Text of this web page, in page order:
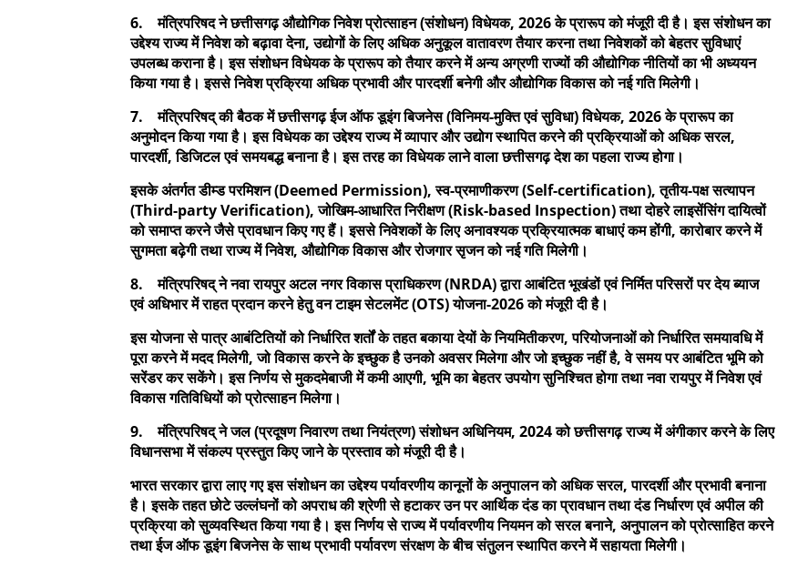
6. मंत्रिपरिषद ने छत्तीसगढ़ औद्योगिक निवेश प्रोत्साहन (संशोधन) विधेयक, 2026 के प्रारूप को मंजूरी दी है। इस संशोधन का
उद्देश्य राज्य में निवेश को बढ़ावा देना, उद्योगों के लिए अधिक अनुकूल वातावरण तैयार करना तथा निवेशकों को बेहतर सुविधाएं
उपलब्ध कराना है। इस संशोधन विधेयक के प्रारूप को तैयार करने में अन्य अग्रणी राज्यों की औद्योगिक नीतियों का भी अध्ययन
किया गया है। इससे निवेश प्रक्रिया अधिक प्रभावी और पारदर्शी बनेगी और औद्योगिक विकास को नई गति मिलेगी।
7. मंत्रिपरिषद् की बैठक में छत्तीसगढ़ ईज ऑफ डूइंग बिजनेस (विनिमय-मुक्ति एवं सुविधा) विधेयक, 2026 के प्रारूप का
अनुमोदन किया गया है। इस विधेयक का उद्देश्य राज्य में व्यापार और उद्योग स्थापित करने की प्रक्रियाओं को अधिक सरल,
पारदर्शी, डिजिटल एवं समयबद्ध बनाना है। इस तरह का विधेयक लाने वाला छत्तीसगढ़ देश का पहला राज्य होगा।
इसके अंतर्गत डीम्ड परमिशन (Deemed Permission), स्व-प्रमाणीकरण (Self-certification), तृतीय-पक्ष सत्यापन
(Third-party Verification), जोखिम-आधारित निरीक्षण (Risk-based Inspection) तथा दोहरे लाइसेंसिंग दायित्वों
को समाप्त करने जैसे प्रावधान किए गए हैं। इससे निवेशकों के लिए अनावश्यक प्रक्रियात्मक बाधाएं कम होंगी, कारोबार करने में
सुगमता बढ़ेगी तथा राज्य में निवेश, औद्योगिक विकास और रोजगार सृजन को नई गति मिलेगी।
8. मंत्रिपरिषद् ने नवा रायपुर अटल नगर विकास प्राधिकरण (NRDA) द्वारा आबंटित भूखंडों एवं निर्मित परिसरों पर देय ब्याज
एवं अधिभार में राहत प्रदान करने हेतु वन टाइम सेटलमेंट (OTS) योजना-2026 को मंजूरी दी है।
इस योजना से पात्र आबंटितियों को निर्धारित शर्तों के तहत बकाया देयों के नियमितीकरण, परियोजनाओं को निर्धारित समयावधि में
पूरा करने में मदद मिलेगी, जो विकास करने के इच्छुक है उनको अवसर मिलेगा और जो इच्छुक नहीं है, वे समय पर आबंटित भूमि को
सरेंडर कर सकेंगे। इस निर्णय से मुकदमेबाजी में कमी आएगी, भूमि का बेहतर उपयोग सुनिश्चित होगा तथा नवा रायपुर में निवेश एवं
विकास गतिविधियों को प्रोत्साहन मिलेगा।
9. मंत्रिपरिषद् ने जल (प्रदूषण निवारण तथा नियंत्रण) संशोधन अधिनियम, 2024 को छत्तीसगढ़ राज्य में अंगीकार करने के लिए
विधानसभा में संकल्प प्रस्तुत किए जाने के प्रस्ताव को मंजूरी दी है।
भारत सरकार द्वारा लाए गए इस संशोधन का उद्देश्य पर्यावरणीय कानूनों के अनुपालन को अधिक सरल, पारदर्शी और प्रभावी बनाना
है। इसके तहत छोटे उल्लंघनों को अपराध की श्रेणी से हटाकर उन पर आर्थिक दंड का प्रावधान तथा दंड निर्धारण एवं अपील की
प्रक्रिया को सुव्यवस्थित किया गया है। इस निर्णय से राज्य में पर्यावरणीय नियमन को सरल बनाने, अनुपालन को प्रोत्साहित करने
तथा ईज ऑफ डूइंग बिजनेस के साथ प्रभावी पर्यावरण संरक्षण के बीच संतुलन स्थापित करने में सहायता मिलेगी।